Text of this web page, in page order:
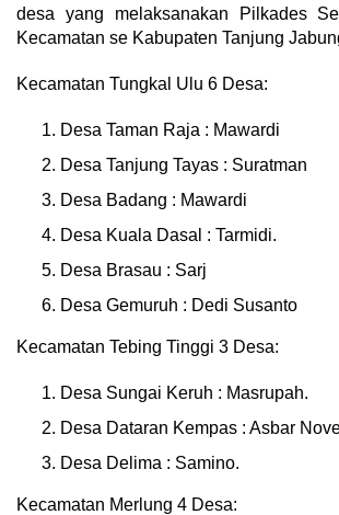
desa yang melaksanakan Pilkades
Kecamatan se Kabupaten Tanjung
Kecamatan Tungkal Ulu 6 Desa:
Desa Taman Raja : Mawardi
Desa Tanjung Tayas : Suratman
Desa Badang : Mawardi
Desa Kuala Dasal : Tarmidi.
Desa Brasau : Sarj
Desa Gemuruh : Dedi Susanto
Kecamatan Tebing Tinggi 3 Desa:
Desa Sungai Keruh : Masrupah.
Desa Dataran Kempas : Asbar
Desa Delima : Samino.
Kecamatan Merlung 4 Desa: